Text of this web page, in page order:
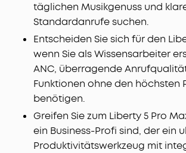
täglichen Musikgenuss und
Standardanrufe suchen.
Entscheiden Sie sich für den
wenn Sie als Wissensarbeiter
ANC, überragende
Funktionen ohne den höchsten
benötigen.
Greifen Sie zum Liberty 5 Pro
ein Business-Profi sind, der ein
Produktivitätswerkzeug mit